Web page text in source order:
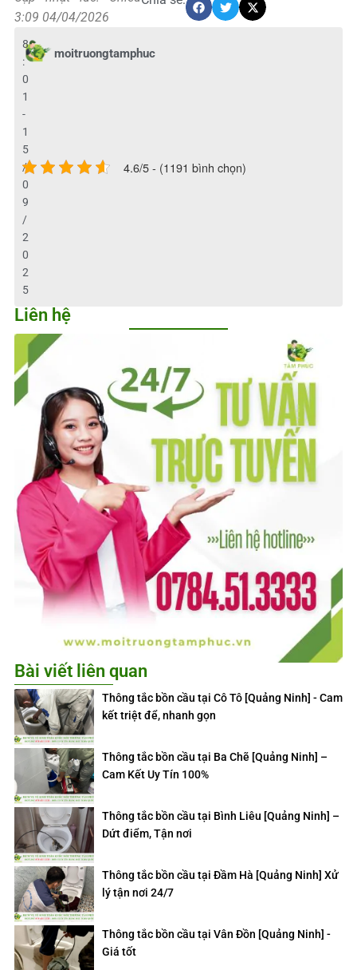
3:09 04/04/2026
moitruongtamphuc
8
:
0
1
-
1
5
/
0
9
/
2
0
2
5
4.6/5 - (1191 bình chọn)
Liên hệ
Bài viết liên quan
Thông tắc bồn cầu tại Cô Tô [Quảng Ninh] - Cam
kết triệt để, nhanh gọn
Thông tắc bồn cầu tại Ba Chẽ [Quảng Ninh] –
Cam Kết Uy Tín 100%
Thông tắc bồn cầu tại Bình Liêu [Quảng Ninh] –
Dứt điểm, Tận nơi
Thông tắc bồn cầu tại Đầm Hà [Quảng Ninh] Xử
lý tận nơi 24/7
Thông tắc bồn cầu tại Vân Đồn [Quảng Ninh] -
Giá tốt